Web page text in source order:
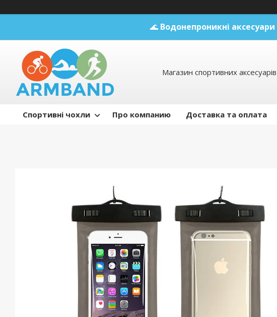
🌊 Водонепроникні аксесуари
Магазин спортивних аксесуарів
Спортивні чохли Про компанию Доставка та оплата